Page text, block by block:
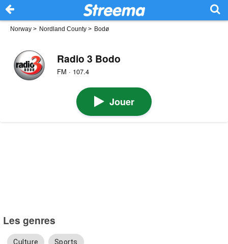
Norway > Nordland County > Bodø
Radio 3 Bodo
FM · 107.4
Jouer
Les genres
Culture Sports